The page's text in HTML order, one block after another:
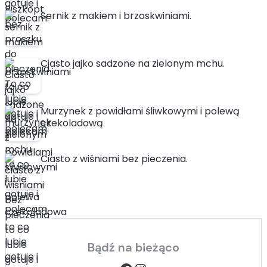
Sernik z makiem i brzoskwiniami.
Ciasto jajko sadzone na zielonym mchu.
Murzynek z powidłami śliwkowymi i polewą
czekoladową
Ciasto z wiśniami bez pieczenia.
Bądź na bieżąco